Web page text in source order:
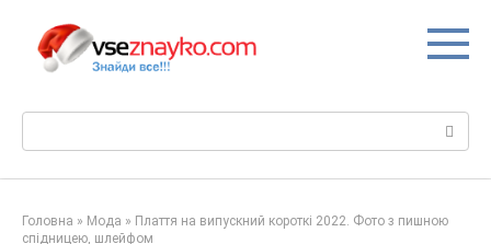
вмісту
Головна » Мода » Плаття на випускний короткі 2022. Фото з пишною
спідницею, шлейфом